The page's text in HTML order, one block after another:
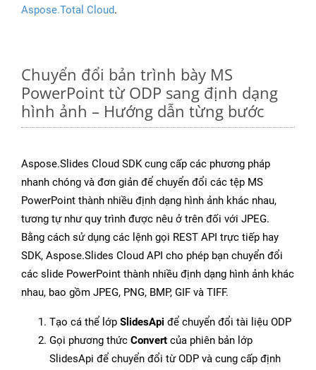
Aspose.Total Cloud.
Chuyển đổi bản trình bày MS
PowerPoint từ ODP sang định dạng
hình ảnh – Hướng dẫn từng bước
Aspose.Slides Cloud SDK cung cấp các phương pháp
nhanh chóng và đơn giản để chuyển đổi các tệp MS
PowerPoint thành nhiều định dạng hình ảnh khác nhau,
tương tự như quy trình được nêu ở trên đối với JPEG.
Bằng cách sử dụng các lệnh gọi REST API trực tiếp hay
SDK, Aspose.Slides Cloud API cho phép bạn chuyển đổi
các slide PowerPoint thành nhiều định dạng hình ảnh khác
nhau, bao gồm JPEG, PNG, BMP, GIF và TIFF.
Tạo cá thể lớp SlidesApi để chuyển đổi tài liệu ODP
Gọi phương thức Convert của phiên bản lớp
SlidesApi để chuyển đổi từ ODP và cung cấp định